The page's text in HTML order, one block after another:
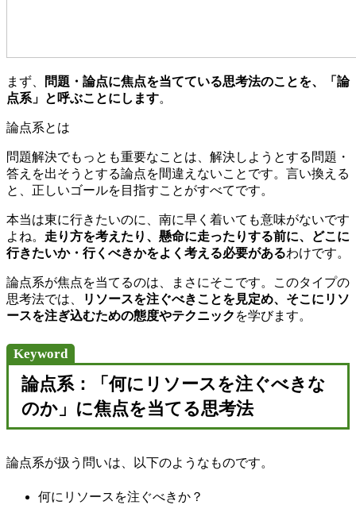
まず、
問題・論点に焦点を当てている思考法のことを、「論
点系」と呼ぶことにします。
論点系とは
問題解決でもっとも重要なことは、解決しようとする問題・
答えを出そうとする論点を間違えないことです。言い換える
と、正しいゴールを目指すことがすべてです。
本当は東に行きたいのに、南に早く着いても意味がないです
よね。 走り方を考えたり、懸命に走ったりする前に、どこに
行きたいか・行くべきかをよく考える必要があるわけです。
論点系が焦点を当てるのは、まさにそこです。このタイプの
思考法では、
リソースを注ぐべきことを見定め、そこにリソ
ースを注ぎ込むための態度やテクニック を学びます。
Keyword
論点系：「何にリソースを注ぐべきな
のか」に焦点を当てる思考法
論点系が扱う問いは、以下のようなものです。
何にリソースを注ぐべきか？